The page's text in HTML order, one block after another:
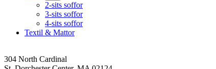
2-sits soffor
3-sits soffor
4-sits soffor
Textil & Mattor
304 North Cardinal